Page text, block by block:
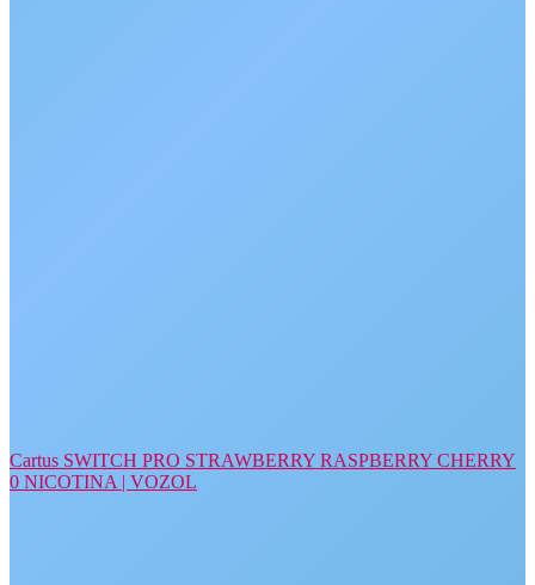
Cartus SWITCH PRO STRAWBERRY RASPBERRY CHERRY
0 NICOTINA | VOZOL